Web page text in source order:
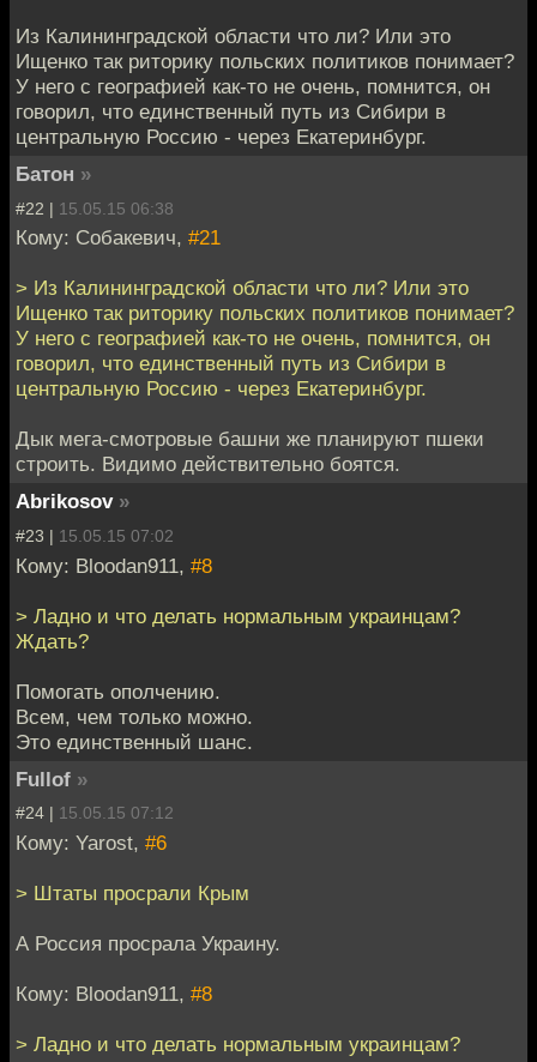
Из Калининградской области что ли? Или это
Ищенко так риторику польских политиков понимает?
У него с географией как-то не очень, помнится, он
говорил, что единственный путь из Сибири в
центральную Россию - через Екатеринбург.
Батон »
#22 | 15.05.15 06:38
Кому: Собакевич, #21
> Из Калининградской области что ли? Или это
Ищенко так риторику польских политиков понимает?
У него с географией как-то не очень, помнится, он
говорил, что единственный путь из Сибири в
центральную Россию - через Екатеринбург.
Дык мега-смотровые башни же планируют пшеки
строить. Видимо действительно боятся.
Abrikosov »
#23 | 15.05.15 07:02
Кому: Bloodan911, #8
> Ладно и что делать нормальным украинцам?
Ждать?
Помогать ополчению.
Всем, чем только можно.
Это единственный шанс.
Fullof »
#24 | 15.05.15 07:12
Кому: Yarost, #6
> Штаты просрали Крым
А Россия просрала Украину.
Кому: Bloodan911, #8
> Ладно и что делать нормальным украинцам?